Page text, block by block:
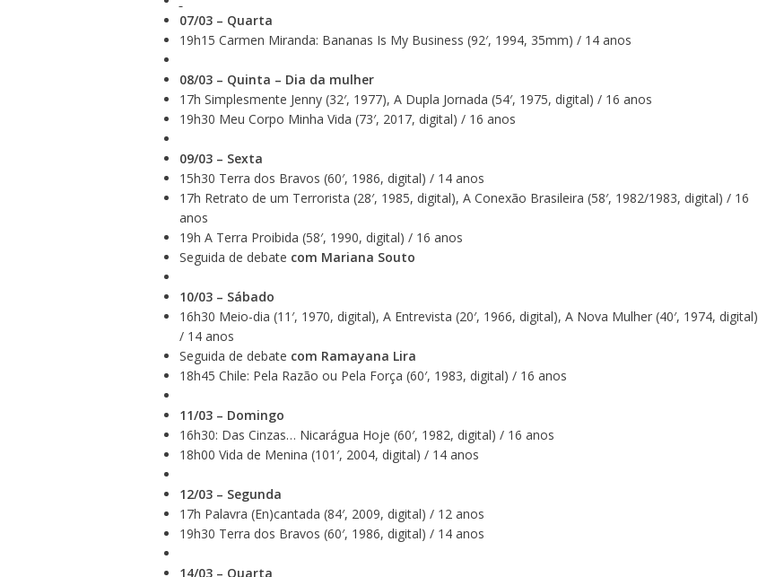
07/03 – Quarta
19h15 Carmen Miranda: Bananas Is My Business (92′, 1994, 35mm) / 14 anos
08/03 – Quinta – Dia da mulher
17h Simplesmente Jenny (32′, 1977), A Dupla Jornada (54′, 1975, digital) / 16 anos
19h30 Meu Corpo Minha Vida (73′, 2017, digital) / 16 anos
09/03 – Sexta
15h30 Terra dos Bravos (60′, 1986, digital) / 14 anos
17h Retrato de um Terrorista (28′, 1985, digital), A Conexão Brasileira (58′, 1982/1983, digital) / 16
anos
19h A Terra Proibida (58′, 1990, digital) / 16 anos
Seguida de debate com Mariana Souto
10/03 – Sábado
16h30 Meio-dia (11′, 1970, digital), A Entrevista (20′, 1966, digital), A Nova Mulher (40′, 1974, digital)
/ 14 anos
Seguida de debate com Ramayana Lira
18h45 Chile: Pela Razão ou Pela Força (60′, 1983, digital) / 16 anos
11/03 – Domingo
16h30: Das Cinzas… Nicarágua Hoje (60′, 1982, digital) / 16 anos
18h00 Vida de Menina (101′, 2004, digital) / 14 anos
12/03 – Segunda
17h Palavra (En)cantada (84′, 2009, digital) / 12 anos
19h30 Terra dos Bravos (60′, 1986, digital) / 14 anos
14/03 – Quarta